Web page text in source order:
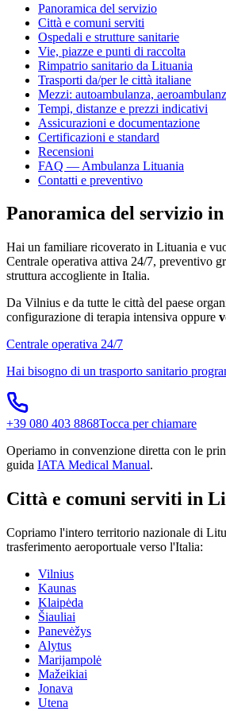
Panoramica del servizio
Città e comuni serviti
Ospedali e strutture sanitarie
Vie, piazze e punti di raccolta
Rimpatrio sanitario da Lituania
Trasporti da/per le città italiane
Mezzi: autoambulanza,
Tempi, distanze e prezzi indicativi
Assicurazioni e documentazione
Certificazioni e standard
Recensioni
FAQ — Ambulanza Lituania
Contatti e preventivo
Panoramica del servizio
Hai un familiare ricoverato in Lituania e
Centrale operativa attiva 24/7, preventivo
struttura accogliente in Italia.
Da Vilnius e da tutte le città del paese
configurazione di terapia intensiva oppure
Centrale operativa 24/7
Hai bisogno di un trasporto sanitario
+39 080 403 8868Tocca per chiamare
Operiamo in convenzione diretta con le
guida IATA Medical Manual.
Città e comuni serviti in
Copriamo l'intero territorio nazionale di
trasferimento aeroportuale verso l'Italia:
Vilnius
Kaunas
Klaipėda
Šiauliai
Panevėžys
Alytus
Marijampolė
Mažeikiai
Jonava
Utena